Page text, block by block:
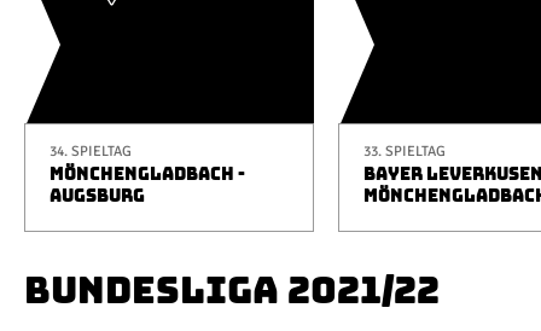
34. SPIELTAG
MÖNCHENGLADBACH -
AUGSBURG
33. SPIELTAG
BAYER
BUNDESLIGA 2021/22